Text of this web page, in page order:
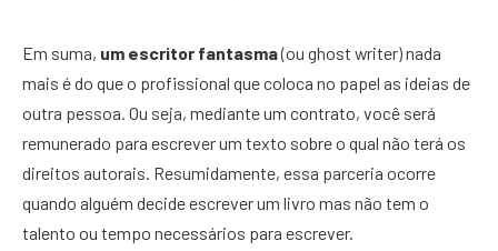
Em suma, um escritor fantasma(ou ghost writer) nada
mais é do que o profissional que coloca no papel as ideias de
outra pessoa. Ou seja, mediante um contrato, você será
remunerado para escrever um texto sobre o qual não terá os
direitos autorais. Resumidamente, essa parceria ocorre
quando alguém decide escrever um livro mas não tem o
talento ou tempo necessários para escrever.